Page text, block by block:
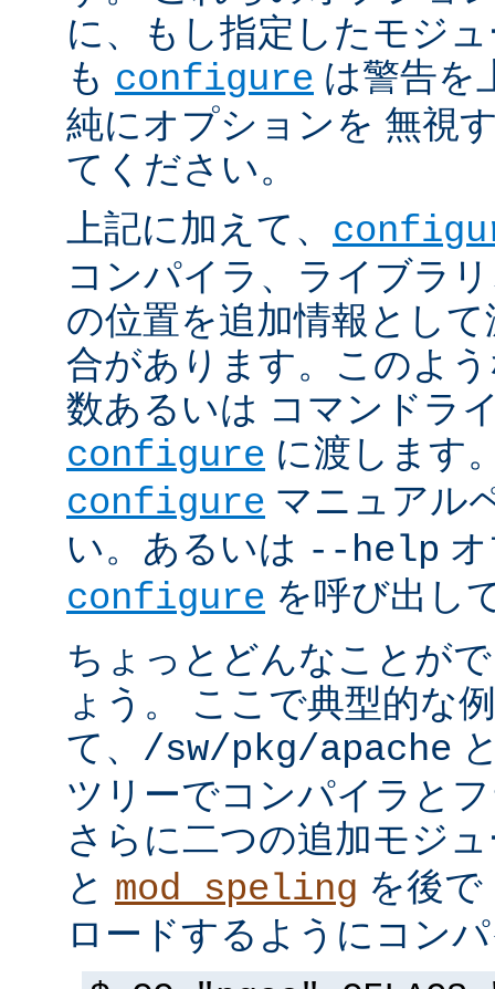
に、もし指定したモジ
も configure は警告を
純にオプションを 無視
てください。
上記に加えて、
コンパイラ、ライブラ
の位置を追加情報とし
合があります。このよ
数あるいは コマンドラ
configure に渡します
configure マニュアル
い。あるいは --help
configure を呼び出し
ちょっとどんなことが
ょう。 ここで典型的な
て、 /sw/pkg/apache
ツリーでコンパイラと
さらに二つの追加モジ
と mod_speling を後
ロードするようにコン